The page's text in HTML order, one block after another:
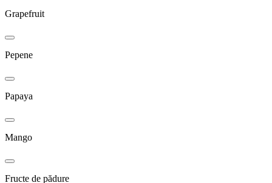
Grapefruit
Pepene
Papaya
Mango
Fructe de pădure